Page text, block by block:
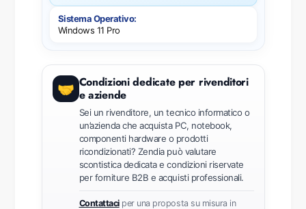
Sistema Operativo:
Windows 11 Pro
🤝 Condizioni dedicate per rivenditori
e aziende
Sei un rivenditore, un tecnico informatico o
un’azienda che acquista PC, notebook,
componenti hardware o prodotti
ricondizionati? Zendia può valutare
scontistica dedicata e condizioni riservate
per forniture B2B e acquisti professionali.
Contattaciper una proposta su misura in